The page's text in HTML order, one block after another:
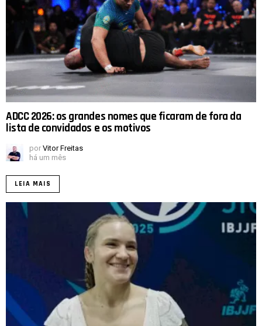
ADCC 2026: os grandes nomes que ficaram de fora da
lista de convidados e os motivos
por Vitor Freitas
há um mês
LEIA MAIS